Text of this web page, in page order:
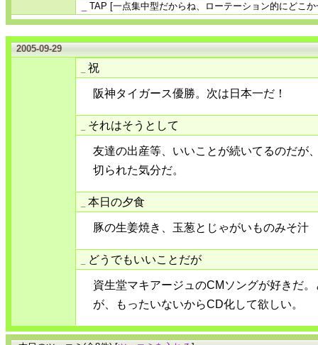
TAP [一点集中型だからね、ローテーション的にどこ
2005-09-29
祝
阪神タイガース優勝。次は日本一だ！
それはそうとして
友達の出産等、いいことが続いてるのだが
切られた気分だ。
本日の夕食
豚の生姜焼き、玉葱とじゃがいものみそ汁
どうでもいいことだが
資生堂マキアージュのCMソングが好きだ
が、もったいないからCD化して欲しい。